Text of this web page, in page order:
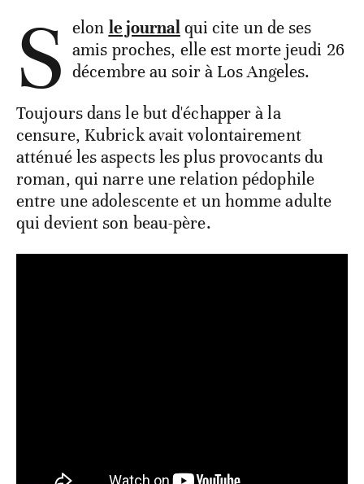
S elon le journalqui cite un de ses
amis proches, elle est morte jeudi 26
décembre au soir à Los Angeles.
Toujours dans le but d'échapper à la
censure, Kubrick avait volontairement
atténué les aspects les plus provocants du
roman, qui narre une relation pédophile
entre une adolescente et un homme adulte
qui devient son beau-père.